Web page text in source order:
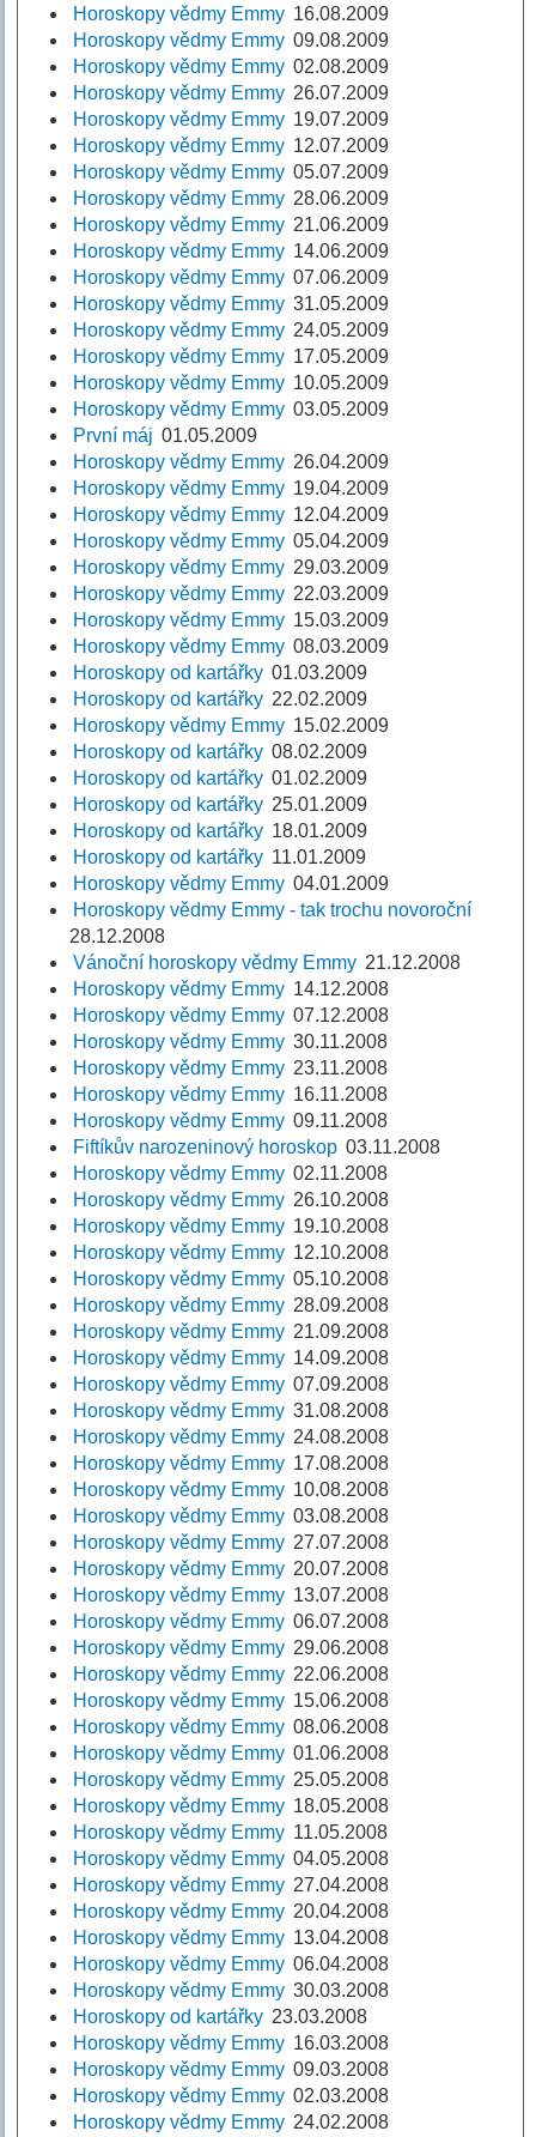
Horoskopy vědmy Emmy 16.08.2009
Horoskopy vědmy Emmy 09.08.2009
Horoskopy vědmy Emmy 02.08.2009
Horoskopy vědmy Emmy 26.07.2009
Horoskopy vědmy Emmy 19.07.2009
Horoskopy vědmy Emmy 12.07.2009
Horoskopy vědmy Emmy 05.07.2009
Horoskopy vědmy Emmy 28.06.2009
Horoskopy vědmy Emmy 21.06.2009
Horoskopy vědmy Emmy 14.06.2009
Horoskopy vědmy Emmy 07.06.2009
Horoskopy vědmy Emmy 31.05.2009
Horoskopy vědmy Emmy 24.05.2009
Horoskopy vědmy Emmy 17.05.2009
Horoskopy vědmy Emmy 10.05.2009
Horoskopy vědmy Emmy 03.05.2009
První máj 01.05.2009
Horoskopy vědmy Emmy 26.04.2009
Horoskopy vědmy Emmy 19.04.2009
Horoskopy vědmy Emmy 12.04.2009
Horoskopy vědmy Emmy 05.04.2009
Horoskopy vědmy Emmy 29.03.2009
Horoskopy vědmy Emmy 22.03.2009
Horoskopy vědmy Emmy 15.03.2009
Horoskopy vědmy Emmy 08.03.2009
Horoskopy od kartářky 01.03.2009
Horoskopy od kartářky 22.02.2009
Horoskopy vědmy Emmy 15.02.2009
Horoskopy od kartářky 08.02.2009
Horoskopy od kartářky 01.02.2009
Horoskopy od kartářky 25.01.2009
Horoskopy od kartářky 18.01.2009
Horoskopy od kartářky 11.01.2009
Horoskopy vědmy Emmy 04.01.2009
Horoskopy vědmy Emmy - tak trochu novoroční
28.12.2008
Vánoční horoskopy vědmy Emmy 21.12.2008
Horoskopy vědmy Emmy 14.12.2008
Horoskopy vědmy Emmy 07.12.2008
Horoskopy vědmy Emmy 30.11.2008
Horoskopy vědmy Emmy 23.11.2008
Horoskopy vědmy Emmy 16.11.2008
Horoskopy vědmy Emmy 09.11.2008
Fiftíkův narozeninový horoskop 03.11.2008
Horoskopy vědmy Emmy 02.11.2008
Horoskopy vědmy Emmy 26.10.2008
Horoskopy vědmy Emmy 19.10.2008
Horoskopy vědmy Emmy 12.10.2008
Horoskopy vědmy Emmy 05.10.2008
Horoskopy vědmy Emmy 28.09.2008
Horoskopy vědmy Emmy 21.09.2008
Horoskopy vědmy Emmy 14.09.2008
Horoskopy vědmy Emmy 07.09.2008
Horoskopy vědmy Emmy 31.08.2008
Horoskopy vědmy Emmy 24.08.2008
Horoskopy vědmy Emmy 17.08.2008
Horoskopy vědmy Emmy 10.08.2008
Horoskopy vědmy Emmy 03.08.2008
Horoskopy vědmy Emmy 27.07.2008
Horoskopy vědmy Emmy 20.07.2008
Horoskopy vědmy Emmy 13.07.2008
Horoskopy vědmy Emmy 06.07.2008
Horoskopy vědmy Emmy 29.06.2008
Horoskopy vědmy Emmy 22.06.2008
Horoskopy vědmy Emmy 15.06.2008
Horoskopy vědmy Emmy 08.06.2008
Horoskopy vědmy Emmy 01.06.2008
Horoskopy vědmy Emmy 25.05.2008
Horoskopy vědmy Emmy 18.05.2008
Horoskopy vědmy Emmy 11.05.2008
Horoskopy vědmy Emmy 04.05.2008
Horoskopy vědmy Emmy 27.04.2008
Horoskopy vědmy Emmy 20.04.2008
Horoskopy vědmy Emmy 13.04.2008
Horoskopy vědmy Emmy 06.04.2008
Horoskopy vědmy Emmy 30.03.2008
Horoskopy od kartářky 23.03.2008
Horoskopy vědmy Emmy 16.03.2008
Horoskopy vědmy Emmy 09.03.2008
Horoskopy vědmy Emmy 02.03.2008
Horoskopy vědmy Emmy 24.02.2008